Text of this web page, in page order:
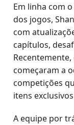
Em linha com
dos jogos,
com
capítulos,
começaram a
competições
itens
A equipe por